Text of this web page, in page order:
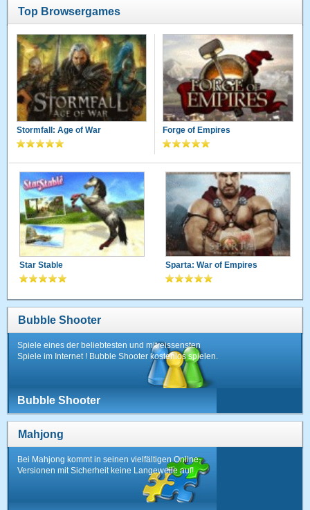
Top Browsergames
Stormfall: Age of War Forge of Empires
Star Stable Sparta: War of Empires
Bubble Shooter
Spiele eines der beliebtesten und mitreissensten
Spiele im Internet ! Bubble Shooter kostenlos spielen.
Bubble Shooter
Mahjong
Bei Mahjong kommt in seinen vielfältigen Online-
Versionen mit Sicherheit keine Langeweile auf!